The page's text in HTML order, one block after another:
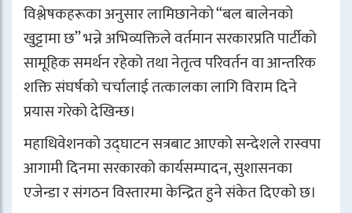
विश्लेषकहरूका अनुसार लामिछानेको “बल बालेनको
खुट्टामा छ” भन्ने अभिव्यक्तिले वर्तमान सरकारप्रति पार्टीको
सामूहिक समर्थन रहेको तथा नेतृत्व परिवर्तन वा आन्तरिक
शक्ति संघर्षको चर्चालाई तत्कालका लागि विराम दिने
प्रयास गरेको देखिन्छ।
महाधिवेशनको उद्घाटन सत्रबाट आएको सन्देशले रास्वपा
आगामी दिनमा सरकारको कार्यसम्पादन, सुशासनका
एजेन्डा र संगठन विस्तारमा केन्द्रित हुने संकेत दिएको छ।